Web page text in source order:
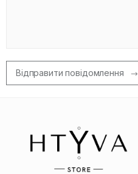
Відправити повідомлення